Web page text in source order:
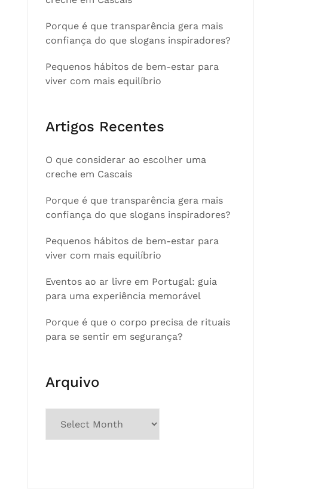
Porque é que transparência gera mais
confiança do que slogans inspiradores?
Pequenos hábitos de bem-estar para
viver com mais equilíbrio
Artigos Recentes
O que considerar ao escolher uma
creche em Cascais
Porque é que transparência gera mais
confiança do que slogans inspiradores?
Pequenos hábitos de bem-estar para
viver com mais equilíbrio
Eventos ao ar livre em Portugal: guia
para uma experiência memorável
Porque é que o corpo precisa de rituais
para se sentir em segurança?
Arquivo